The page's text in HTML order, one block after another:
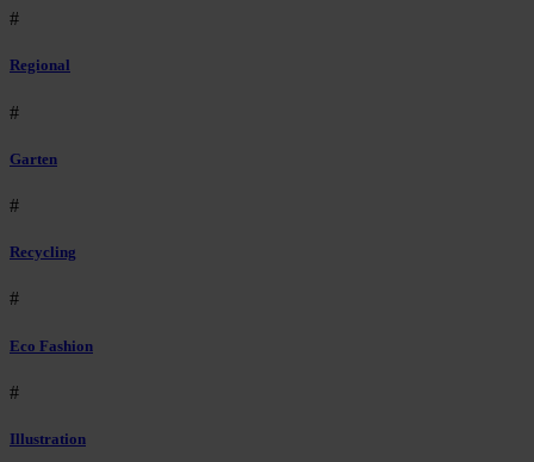
#
Regional
#
Garten
#
Recycling
#
Eco Fashion
#
Illustration